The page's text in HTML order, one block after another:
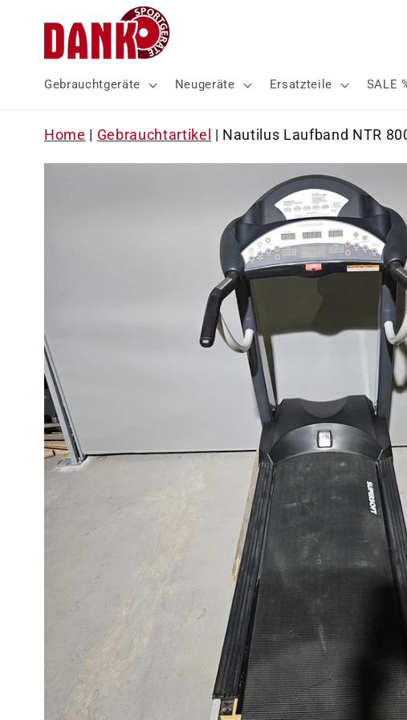
zum
Inhalt
Gebrauchtgeräte Neugeräte Ersatzteile SALE
Home | Gebrauchtartikel | Nautilus Laufband NTR